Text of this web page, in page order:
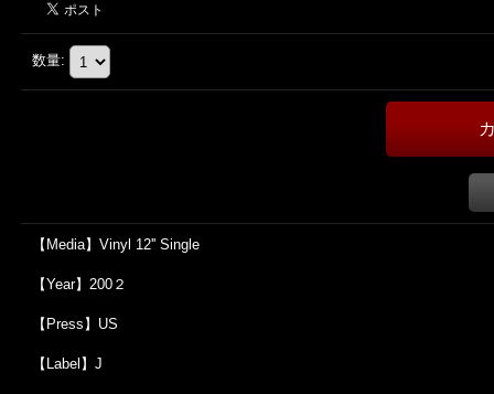
数量:
【Media】Vinyl 12'' Single
【Year】200２
【Press】US
【Label】J